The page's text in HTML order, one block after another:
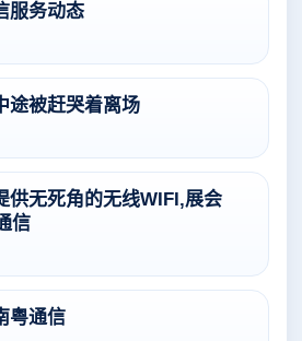
服务动态
途被赶哭着离场
供无死角的无线WIFI,展会
信
粤通信